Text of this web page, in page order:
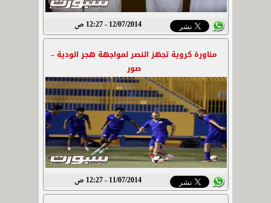
12/07/2014 - 12:27 ص
مناورة كروية تجهز النصر لمواجهة هجر الودية –
صور
11/07/2014 - 12:27 ص